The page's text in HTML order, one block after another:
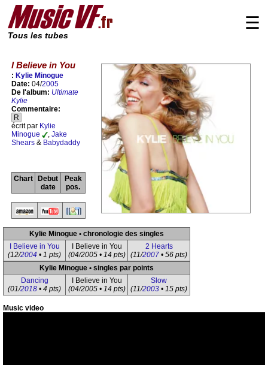
Tous les tubes
☰
I Believe in You
: Kylie Minogue
Date: 04/2005
De l'album: Ultimate
Kylie
Commentaire:
R
écrit par Kylie
Minogue
, Jake
Shears & Babydaddy
Chart
Debut
date
Peak
pos.
Kylie Minogue • chronologie des singles
I Believe in You
(12/2004 • 1 pts)
I Believe in You
(04/2005 • 14 pts)
2 Hearts
(11/2007 • 56 pts)
Kylie Minogue • singles par points
Dancing
(01/2018 • 4 pts)
I Believe in You
(04/2005 • 14 pts)
Slow
(11/2003 • 15 pts)
Music video